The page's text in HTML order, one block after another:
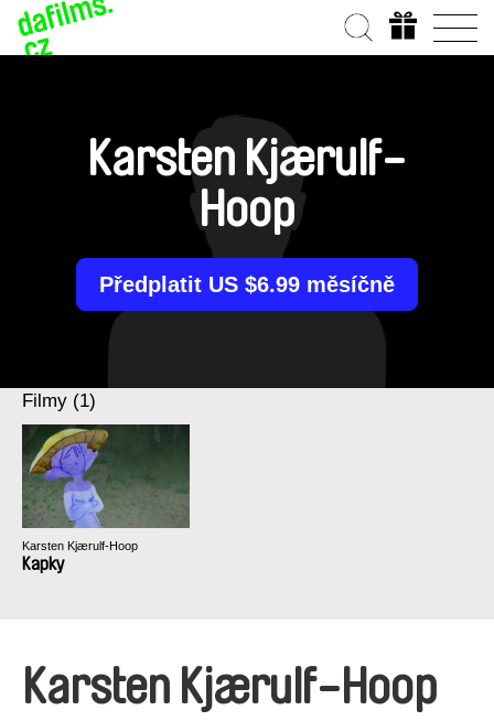
Karsten Kjærulf-
Hoop
Předplatit US $6.99 měsíčně
Filmy (1)
Karsten Kjærulf-Hoop
Kapky
Karsten Kjærulf-Hoop